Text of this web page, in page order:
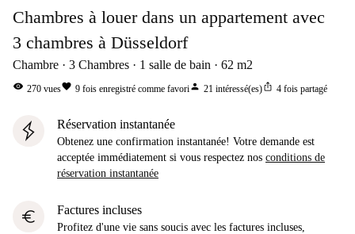
Chambres à louer dans un appartement avec
3 chambres à Düsseldorf
Chambre 3 Chambres 1 salle de bain 62 m2
visibility 270 vuesfavorite 9 fois enregistré comme favoriperson 21 intéressé(es)ios_share 4 fois partagé
Réservation instantanée
Obtenez une confirmation instantanée! Votre demande est
acceptée immédiatement si vous respectez nos conditions de
réservation instantanée
euro Factures incluses
Profitez d'une vie sans soucis avec les factures incluses,